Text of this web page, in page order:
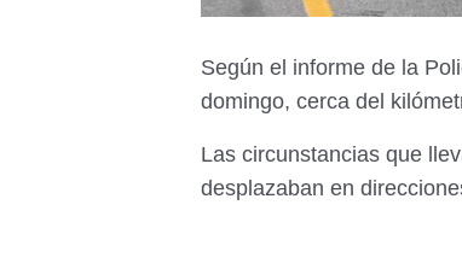
Según el informe de la
domingo, cerca del
Las circunstancias que
desplazaban en